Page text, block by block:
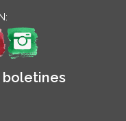
boletines